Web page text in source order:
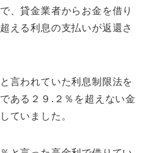
、貸金業者からお金を借り
える利息の支払いが返還さ
言われていた利息制限法を
ある２９.２％を超えない金
ていました。